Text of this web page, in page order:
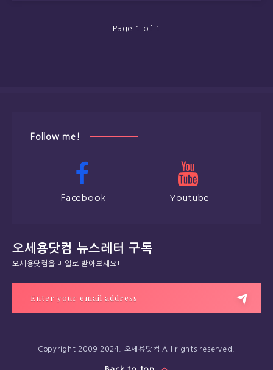
Page 1 of 1
Follow me!
Facebook Youtube
오세용닷컴 뉴스레터 구독
오세용닷컴을 메일로 받아보세요!
Copyright 2009-2024. 오세용닷컴 All rights reserved.